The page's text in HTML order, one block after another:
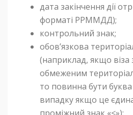
дата закінчення дії
форматі РРММДД);
контрольний знак;
обов’язкова
(наприклад, якщо віза
обмеженим
то повинна бути
випадку якщо це